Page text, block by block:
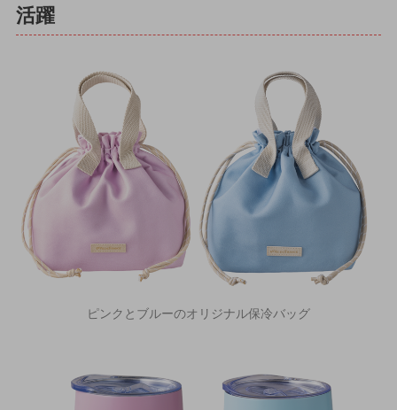
活躍
ピンクとブルーのオリジナル保冷バッグ